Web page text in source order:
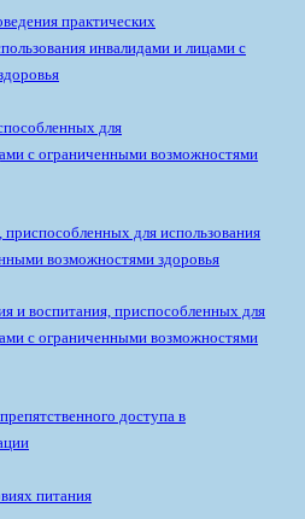
практических
инвалидами и лицами с
для
с ограниченными возможностями
для использования
возможностями здоровья
и воспитания, приспособленных для
с ограниченными возможностями
доступа в
питания